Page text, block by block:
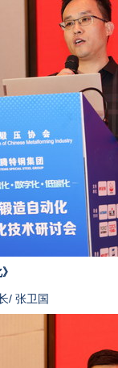
/ 张卫国